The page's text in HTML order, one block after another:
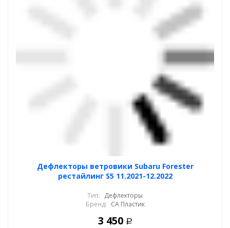
Дефлекторы ветровики Subaru Forester
рестайлинг S5 11.2021-12.2022
Тип: Дефлекторы
Бренд: СА Пластик
3 450 Р